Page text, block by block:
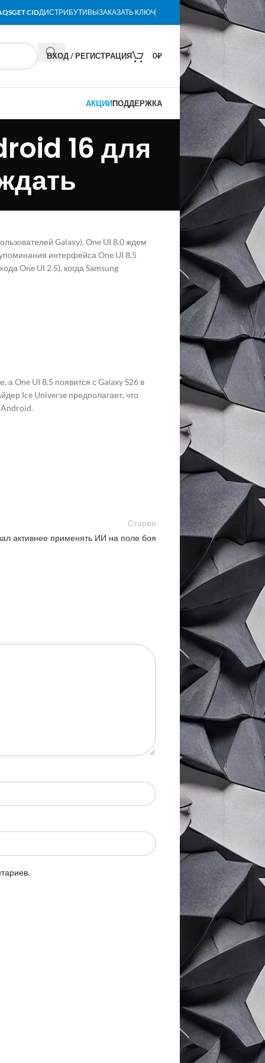
GET CIDДИСТРИБУТИВЫЗАКАЗАТЬ КЛЮЧ
ВХОД / РЕГИСТРАЦИЯ 0₽
АКЦИИПОДДЕРЖКА
16 для
Galaxy), One UI 8.0 ждем
интерфейса One UI 8.5
One UI 2.5), когда Samsung
One UI 8.5 появится с Galaxy S26 в
Ice Universe предполагает, что
Старее
активнее применять ИИ на поле боя